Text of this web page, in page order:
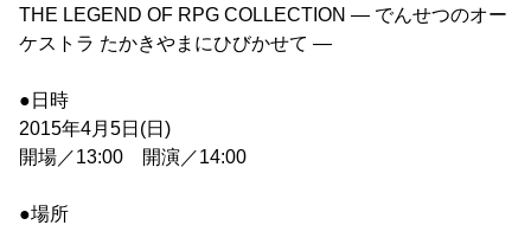
THE LEGEND OF RPG COLLECTION ― でんせつのオー
ケストラ たかきやまにひびかせて ―
●日時
2015年4月5日(日)
開場／13:00 開演／14:00
●場所